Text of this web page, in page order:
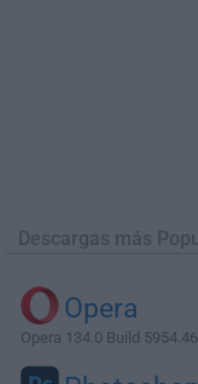
Descargas más
Opera
Opera 134.0 Build 5954.46